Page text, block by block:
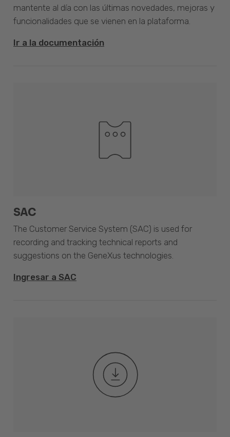
mantente al día con las últimas novedades, mejoras y
funcionalidades que se vienen en la plataforma.
Ir a la documentación
SAC
The Customer Service System (SAC) is used for
recording and tracking technical reports and
suggestions on the GeneXus technologies.
Ingresar a SAC